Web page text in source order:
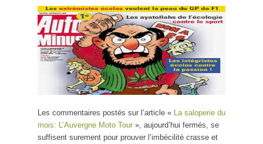
Les commentaires postés sur l’article « La saloperie du
mois: L’Auvergne Moto Tour », aujourd’hui fermés, se
suffisent surement pour prouver l’imbécilité crasse et